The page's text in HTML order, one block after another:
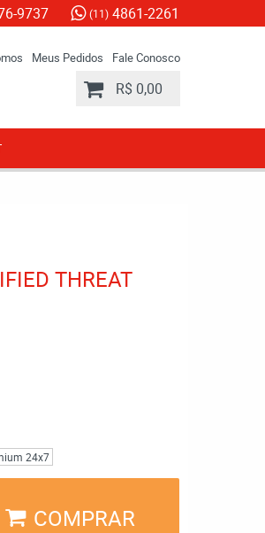
9737 (11) 4861-2261
Meus Pedidos Fale Conosco
R$ 0,00
THREAT
24x7
COMPRAR